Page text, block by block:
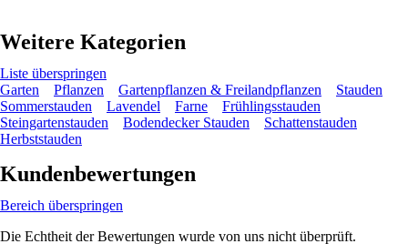
Weitere Kategorien
Liste überspringen
Garten
Pflanzen Gartenpflanzen & Freilandpflanzen
Stauden
Sommerstauden
Lavendel Farne
Frühlingsstauden
Steingartenstauden
Bodendecker Stauden
Schattenstauden
Herbststauden
Kundenbewertungen
Bereich überspringen
Die Echtheit der Bewertungen wurde von uns nicht überprüft.